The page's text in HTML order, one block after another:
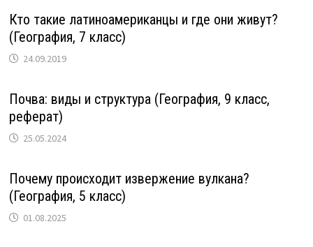
Кто такие латиноамериканцы и где они живут?
(География, 7 класс)
24.09.2019
Почва: виды и структура (География, 9 класс,
реферат)
25.05.2024
Почему происходит извержение вулкана?
(География, 5 класс)
01.08.2025